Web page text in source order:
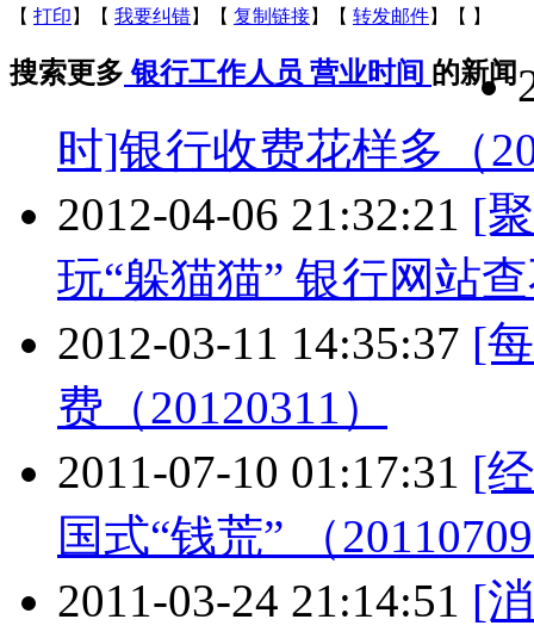
【 打印 】【 我要纠错】【 复制链接】【 转发邮件】【 】
搜索更多 银行工作人员 营业时间 的新闻
时]银行收费花样多（
2012-04-06 21:32:21 [
玩“躲猫猫” 银行网站
2012-03-11 14:35:37 [
费（20120311）
2011-07-10 01:17:31 [
国式“钱荒” （
2011-03-24 21:14:51 [